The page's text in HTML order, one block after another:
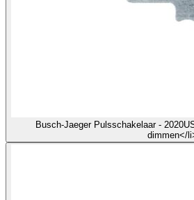
Busch-Jaeger Pulsschakelaar -
dimmen</